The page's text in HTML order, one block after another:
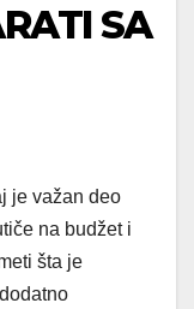
SA
je važan deo
na budžet i
šta je